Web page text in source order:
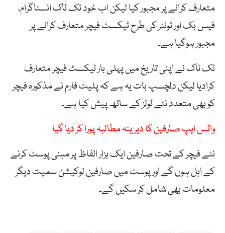
متعارف کرانے پر مجبور کیا لیکن اب خود ٹک ٹاک انسٹاگرام،
فیس بک اور ٹوئٹر کی طرح ٹیکسٹ فیچر متعارف کرانے پر
مجبور ہوگیا ہے۔
ٹک ٹاک نے اپنی تاریخ میں پہلی بار ٹیکسٹ فیچر متعارف
کرادیا لیکن دلچسپ بات یہ ہے کہ پلیٹ فارم نے مذکورہ فیچر
کو بھی متعدد نئے ٹولز کے ساتھ پیش کیا ہے۔
واٹس ایپ صارفین کا دیرینہ مطالبہ پورا کر دیا گیا
نئے فیچر کے تحت صارفین ایک ہزار الفاظ پر مبنی پوسٹ کرنے
کے اہل ہوں گے اور پوسٹ میں صارفین لوکیشن سمیت دیگر
معلومات بھی شامل کر سکیں گے۔